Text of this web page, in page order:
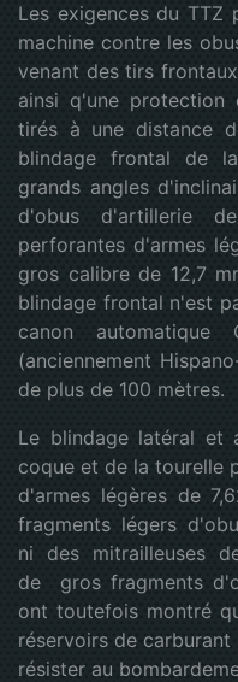
Les exigences du
machine contre les
venant des tirs
ainsi q'une protection
tirés à une distance
blindage frontal de
grands angles
d'obus d'artillerie
perforantes d'armes
gros calibre de 12,7
blindage frontal n'est
canon
(anciennement
de plus de 100 mètres.
Le blindage latéral et
coque et de la tourelle
d'armes légères de
fragments légers
ni des mitrailleuses
de gros fragments
ont toutefois montré
réservoirs de
résister au